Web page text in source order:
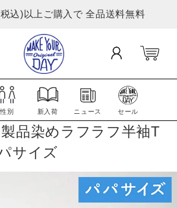
込)以上ご購入で 全品送料無料
製品染めラフラフ半袖T
サイズ
性別 新入荷 ニュース セール